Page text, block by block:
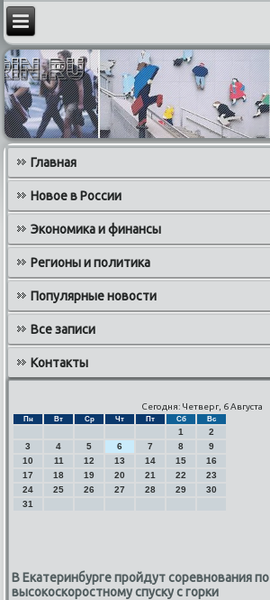
Главная
Новое в России
Экономика и финансы
Регионы и политика
Популярные новости
Все записи
Контакты
Сегодня: Четверг, 6 Августа
Пн Вт Ср Чт Пт Сб Вс
1
2
3
4 5 6 7 8
9
10
11 12 13 14 15
16
17
18 19 20 21 22
23
24
25 26 27 28 29
30
31
В Екатеринбурге пройдут соревнования по
высокоскоростному спуску с горки